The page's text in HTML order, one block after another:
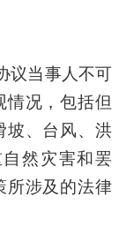
议当事人不可
况，包括但
坡、台风、洪
然灾害和罢
所涉及的法律